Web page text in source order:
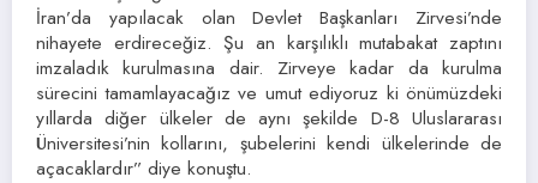
İran’da yapılacak olan Devlet Başkanları Zirvesi’nde
nihayete erdireceğiz. Şu an karşılıklı mutabakat zaptını
imzaladık kurulmasına dair. Zirveye kadar da kurulma
sürecini tamamlayacağız ve umut ediyoruz ki önümüzdeki
yıllarda diğer ülkeler de aynı şekilde D-8 Uluslararası
Üniversitesi’nin kollarını, şubelerini kendi ülkelerinde de
açacaklardır” diye konuştu.